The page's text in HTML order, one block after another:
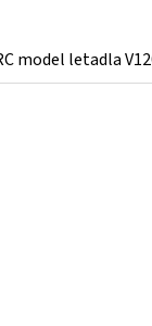
model letadla